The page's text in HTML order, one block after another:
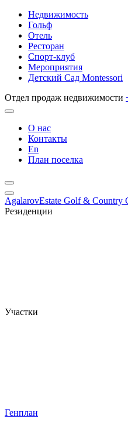
Недвижимость
Гольф
Отель
Ресторан
Спорт-клуб
Мероприятия
Детский Сад Montessori
Отдел продаж недвижимости
О нас
Контакты
En
План поселка
AgalarovEstate Golf & Country
Резиденции
Участки
Генплан